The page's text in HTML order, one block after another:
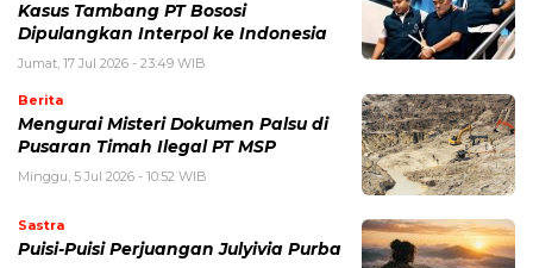
Kasus Tambang PT Bososi
Dipulangkan Interpol ke Indonesia
Jumat, 17 Jul 2026 - 23:49 WIB
Berita
Mengurai Misteri Dokumen Palsu di
Pusaran Timah Ilegal PT MSP
Minggu, 5 Jul 2026 - 10:52 WIB
Sastra
Puisi-Puisi Perjuangan Julyivia Purba